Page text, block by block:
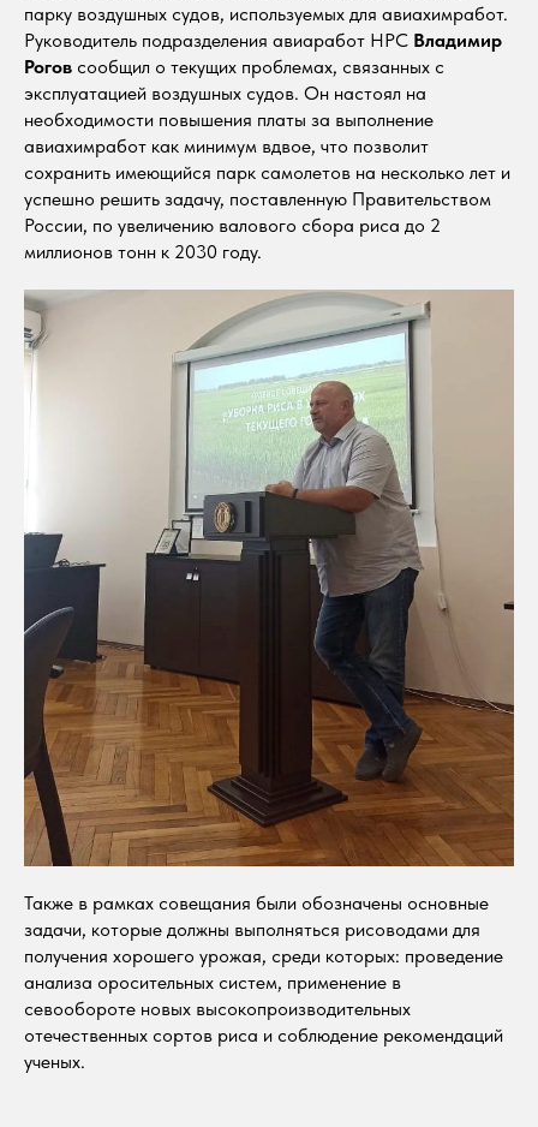
парку воздушных судов, используемых для авиахимработ.
Руководитель подразделения авиаработ НРС Владимир
Рогов сообщил о текущих проблемах, связанных с
эксплуатацией воздушных судов. Он настоял на
необходимости повышения платы за выполнение
авиахимработ как минимум вдвое, что позволит
сохранить имеющийся парк самолетов на несколько лет и
успешно решить задачу, поставленную Правительством
России, по увеличению валового сбора риса до 2
миллионов тонн к 2030 году.
Также в рамках совещания были обозначены основные
задачи, которые должны выполняться рисоводами для
получения хорошего урожая, среди которых: проведение
анализа оросительных систем, применение в
севообороте новых высокопроизводительных
отечественных сортов риса и соблюдение рекомендаций
ученых.